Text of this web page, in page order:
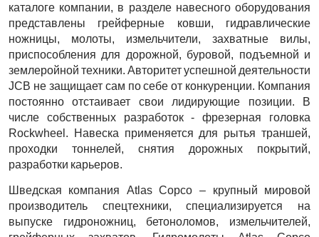
каталоге компании, в разделе навесного оборудования
представлены грейферные ковши, гидравлические
ножницы, молоты, измельчители, захватные вилы,
приспособления для дорожной, буровой, подъемной и
землеройной техники. Авторитет успешной деятельности
JCB не защищает сам по себе от конкуренции. Компания
постоянно отстаивает свои лидирующие позиции. В
числе собственных разработок - фрезерная головка
Rockwheel. Навеска применяется для рытья траншей,
проходки тоннелей, снятия дорожных покрытий,
разработки карьеров.
Шведская компания Atlas Copco – крупный мировой
производитель спецтехники, специализируется на
выпуске гидроножниц, бетоноломов, измельчителей,